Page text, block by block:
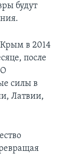
будут
в 2014
после
силы в
Латвии,